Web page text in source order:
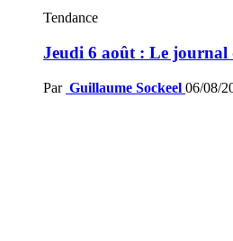
Tendance
Jeudi 6 août : Le journal
Par Guillaume Sockeel 06/08/